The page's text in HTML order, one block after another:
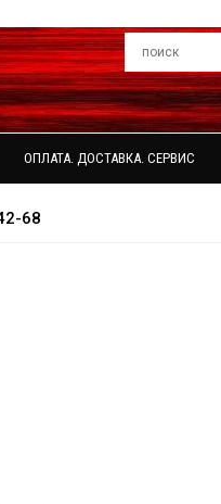
ОПЛАТА. ДОСТАВКА. СЕРВИС
68